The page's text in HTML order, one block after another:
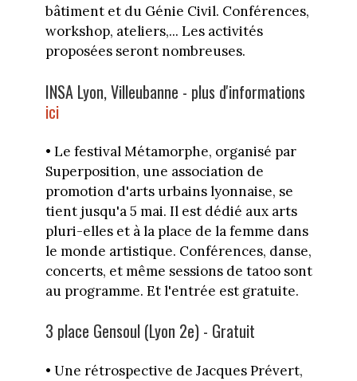
bâtiment et du Génie Civil. Conférences,
workshop, ateliers,... Les activités
proposées seront nombreuses.
INSA Lyon, Villeubanne - plus d'informations
ici
• Le festival Métamorphe, organisé par
Superposition, une association de
promotion d'arts urbains lyonnaise, se
tient jusqu'a 5 mai. Il est dédié aux arts
pluri-elles et à la place de la femme dans
le monde artistique. Conférences, danse,
concerts, et même sessions de tatoo sont
au programme. Et l'entrée est gratuite.
3 place Gensoul (Lyon 2e) - Gratuit
• Une rétrospective de Jacques Prévert,